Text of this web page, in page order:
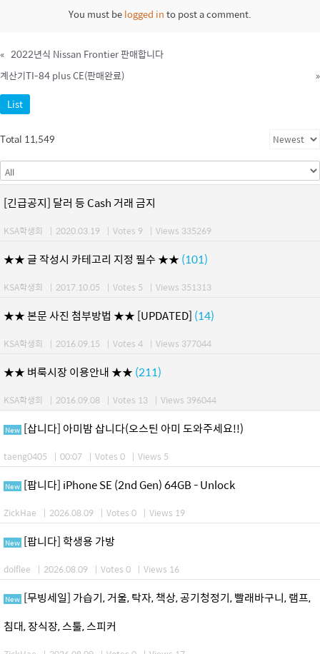
You must belogged into post a comment.
« 2022년식 Nissan Frontier 판매합니다
계산기TI-84 plus CE(판매완료)
»
List
Total 11,549
[긴급공지] 달러 등 Cash 거래 금지
KSA학생회 | 2020.03.19 | Votes 9 | Views 335269
★★ 글 작성시 카테고리 지정 필수 ★★ (101)
KSA학생회 | 2017.10.05 | Votes 5 | Views 351313
★★ 본문 사진 첨부방법 ★★ [UPDATED] (14)
KSA학생회 | 2016.09.15 | Votes 4 | Views 377044
★★ 벼룩시장 이용안내 ★★ (211)
KSA학생회 | 2016.09.08 | Votes 13 | Views 396044
New [삽니다] 아미밤 삽니다(오스틴 아미 도와주세요!!)
taeng0405 | 00:07 | Votes 0 | Views 5
New [팝니다] iPhone SE (2nd Gen) 64GB - Unlock
ZickHae | 2026.08.09 | Votes 0 | Views 19
New [팝니다] 학생용 가방
dolflee | 2026.08.09 | Votes 0 | Views 16
New [무빙세일] 가습기, 거울, 탁자, 책상, 공기청정기, 빨래바구니, 램프,
침대, 장식장, 스툴, 스피커